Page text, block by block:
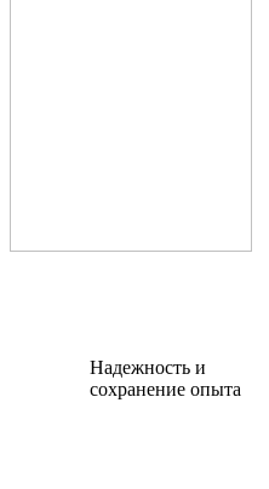
Надежность и
сохранение опыта